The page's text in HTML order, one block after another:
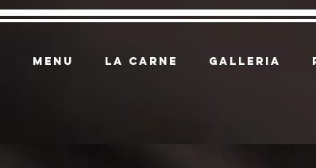
MENU LA CARNE GALLERIA